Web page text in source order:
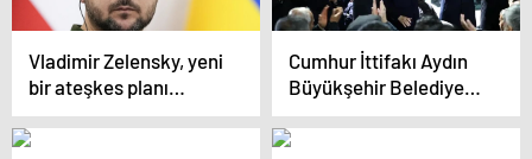
Vladimir Zelensky, yeni
bir ateşkes planı
hazırladığını söyledi
Cumhur İttifakı Aydın
Büyükşehir Belediye
Başkan Adayı Mustafa
Savaş, Ovaeymir’de